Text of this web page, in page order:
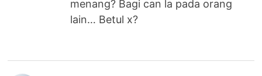
menang? Bagi can la pada orang
lain… Betul x?